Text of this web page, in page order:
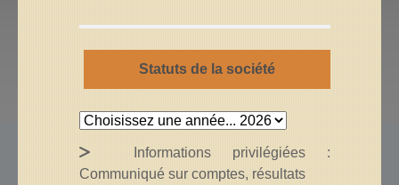
Statuts de la société
Informations privilégiées :
Communiqué sur comptes, résultats